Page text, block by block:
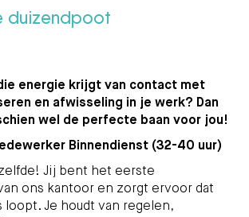
duizendpoot
energie krijgt van contact met
en afwisseling in je werk? Dan
wel de perfecte baan voor jou!
Binnendienst (32-40 uur)
Jij bent het eerste
ons kantoor en zorgt ervoor dat
loopt. Je houdt van regelen,